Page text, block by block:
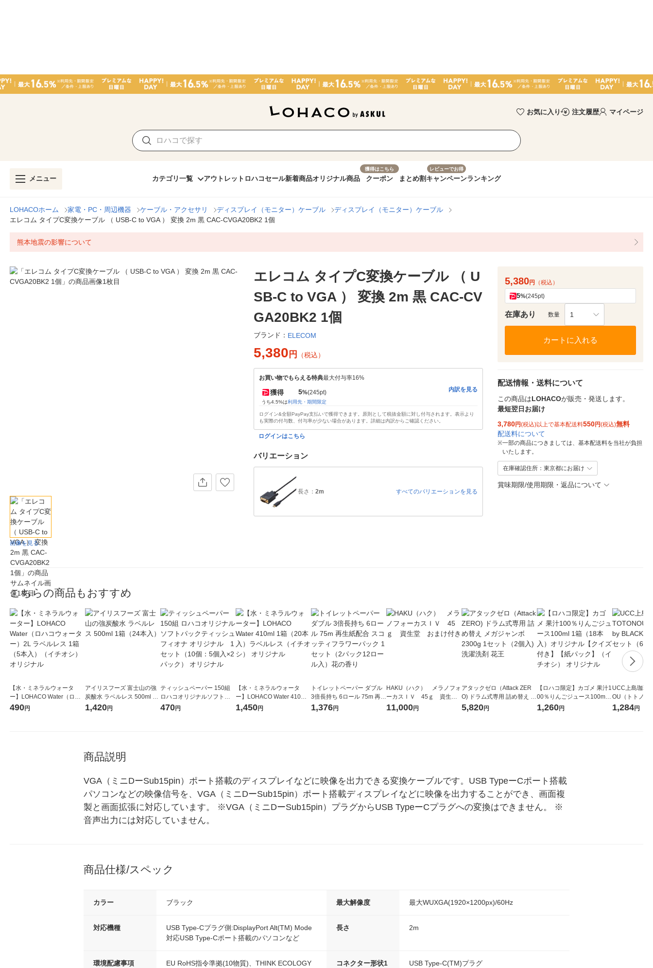
お気に入り 注文履歴 マイページ
メニュー カテゴリ一覧 アウトレット ロハコセール新着商品オリジナル商品
獲得はこちら
クーポン まとめ割
レビューでお得
キャンペーンランキング
LOHACOホーム 家電・PC・周辺機器 ケーブル・アクセサリ ディスプレイ（モニター）ケーブル
ディスプレイ（モニター）ケーブル
エレコム タイプC変換ケーブル （ USB-C to VGA ） 変換 2m 黒 CAC-CVGA20BK2 1個
熊本地震の影響について
画像を見る
エレコム タイプC変換ケーブル （ U
SB-C to VGA ） 変換 2m 黒 CAC-CV
GA20BK2 1個
ブランド： ELECOM
5,380 円 （税込）
お買い物でもらえる特典最大付与率16%
獲得 5%(245pt)
うち4.5%は利用先・期間限定
内訳を見る
ログイン&全額PayPay支払いで獲得できます。原則として税抜金額に対し付与されます。表示より
も実際の付与数、付与率が少ない場合があります。詳細は内訳からご確認ください。
ログインはこちら
バリエーション
長さ： 2m すべてのバリエーションを見る
5,380円 （税込）
5%(245pt)
在庫あり 数量 1
カートに入れる
配送情報・送料について
この商品はLOHACOが販売・発送します。
最短翌日お届け
3,780円(税込)以上で基本配送料550円(税込)無料
配送料について
※一部の商品につきましては、基本配送料を当社が負担
いたします。
在庫確認住所：東京都にお届け
賞味期限/使用期限・返品について
こちらの商品もおすすめ
【水・ミネラルウォータ
ー】LOHACO Water（ロハ
コウォーター）2L ラベルレ
490円
アイリスフーズ 富士山の強
炭酸水 ラベルレス 500ml 1
箱（24本入）
1,420円
ティッシュペーパー 150組
ロハコオリジナルソフトパ
ックティッシュ フィオナ オ
470円
【水・ミネラルウォータ
ー】LOHACO Water 410ml
1箱（20本入）ラベルレス
1,450円
トイレットペーパー ダブル
3倍長持ち 6ロール 75m 再生
紙配合 スコッティフラワー
1,376円
HAKU（ハク） メラノフォ
ーカスＩＶ 45ｇ 資生
堂 おまけ付き
11,000円
アタックゼロ（Attack ZER
O) ドラム式専用 詰め替え メ
ガジャンボ 2300g 1セット
5,820円
【ロハコ限定】カゴメ 果汁1
00％りんごジュース100ml 1
箱（18本入）オリジナル
1,260円
UCC上島珈琲
OU（トトノウ
無糖 500ml 1
1,284円
商品説明
VGA（ミニDーSub15pin）ポート搭載のディスプレイなどに映像を出力できる変換ケーブルです。USB TypeーCポート搭載
パソコンなどの映像信号を、VGA（ミニDーSub15pin）ポート搭載ディスプレイなどに映像を出力することができ、画面複
製と画面拡張に対応しています。 ※VGA（ミニDーSub15pin）プラグからUSB TypeーCプラグへの変換はできません。 ※
音声出力には対応していません。
商品仕様/スペック
カラー ブラック 最大解像度 最大WUXGA(1920×1200px)/60Hz
対応機種
USB Type-Cプラグ側:DisplayPort Alt(TM) Mode
対応USB Type-Cポート搭載のパソコンなど
長さ 2m
環境配慮事項
EU RoHS指令準拠(10物質)、THINK ECOLOGY
コネクター形状1 USB Type-C(TM)プラグ